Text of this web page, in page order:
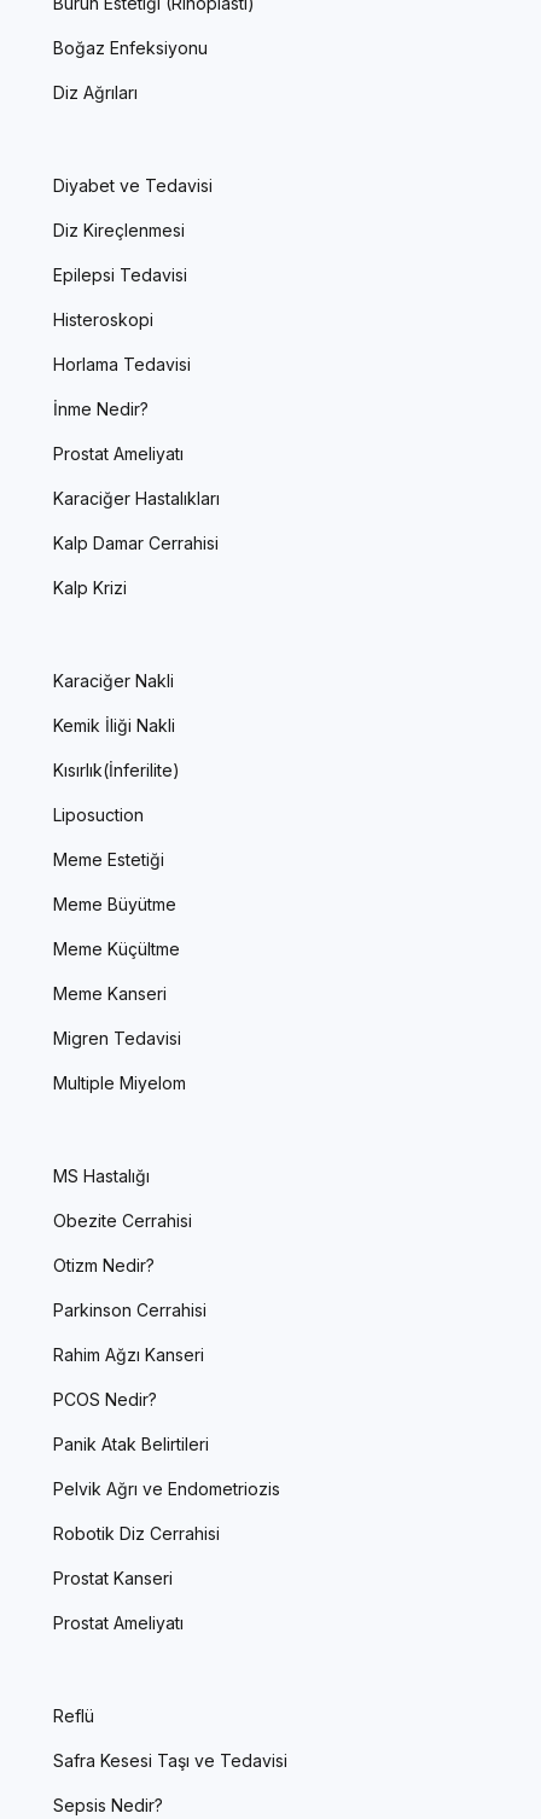
Boğaz Enfeksiyonu
Diz Ağrıları
Diyabet ve Tedavisi
Diz Kireçlenmesi
Epilepsi Tedavisi
Histeroskopi
Horlama Tedavisi
İnme Nedir?
Prostat Ameliyatı
Karaciğer Hastalıkları
Kalp Damar Cerrahisi
Kalp Krizi
Karaciğer Nakli
Kemik İliği Nakli
Kısırlık(İnferilite)
Liposuction
Meme Estetiği
Meme Büyütme
Meme Küçültme
Meme Kanseri
Migren Tedavisi
Multiple Miyelom
MS Hastalığı
Obezite Cerrahisi
Otizm Nedir?
Parkinson Cerrahisi
Rahim Ağzı Kanseri
PCOS Nedir?
Panik Atak Belirtileri
Pelvik Ağrı ve Endometriozis
Robotik Diz Cerrahisi
Prostat Kanseri
Prostat Ameliyatı
Reflü
Safra Kesesi Taşı ve Tedavisi
Sepsis Nedir?